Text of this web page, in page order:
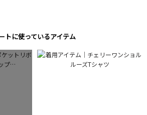
トに使っているアイテム